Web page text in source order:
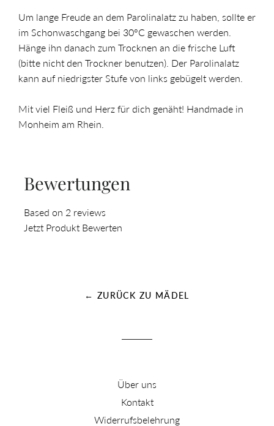
Um lange Freude an dem Parolinalatz zu haben, sollte er
im Schonwaschgang bei 30°C gewaschen werden.
Hänge ihn danach zum Trocknen an die frische Luft
(bitte nicht den Trockner benutzen). Der Parolinalatz
kann auf niedrigster Stufe von links gebügelt werden.
Mit viel Fleiß und Herz für dich genäht! Handmade in
Monheim am Rhein.
Bewertungen
Based on 2 reviews
Jetzt Produkt Bewerten
← ZURÜCK ZU MÄDEL
Über uns
Kontakt
Widerrufsbelehrung